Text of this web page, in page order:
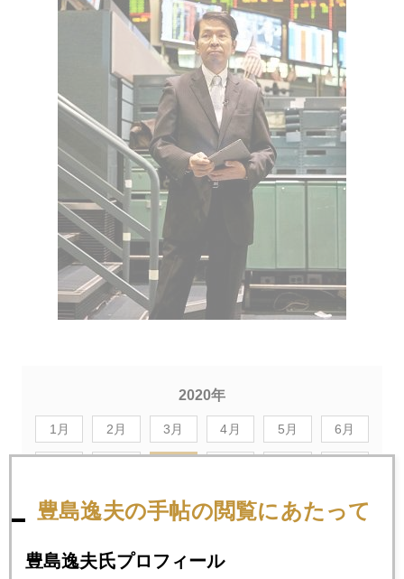
2020年
1月 2月 3月 4月 5月 6月
金、１９００ドル回復
豊島逸夫の手帖の閲覧にあたって
豊島逸夫氏プロフィール